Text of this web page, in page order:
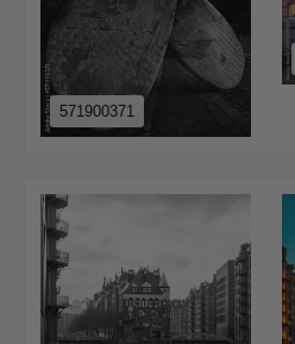
571900371